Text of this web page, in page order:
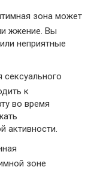
зона может
жжение. Вы
неприятные
к
во время
активности.
зоне